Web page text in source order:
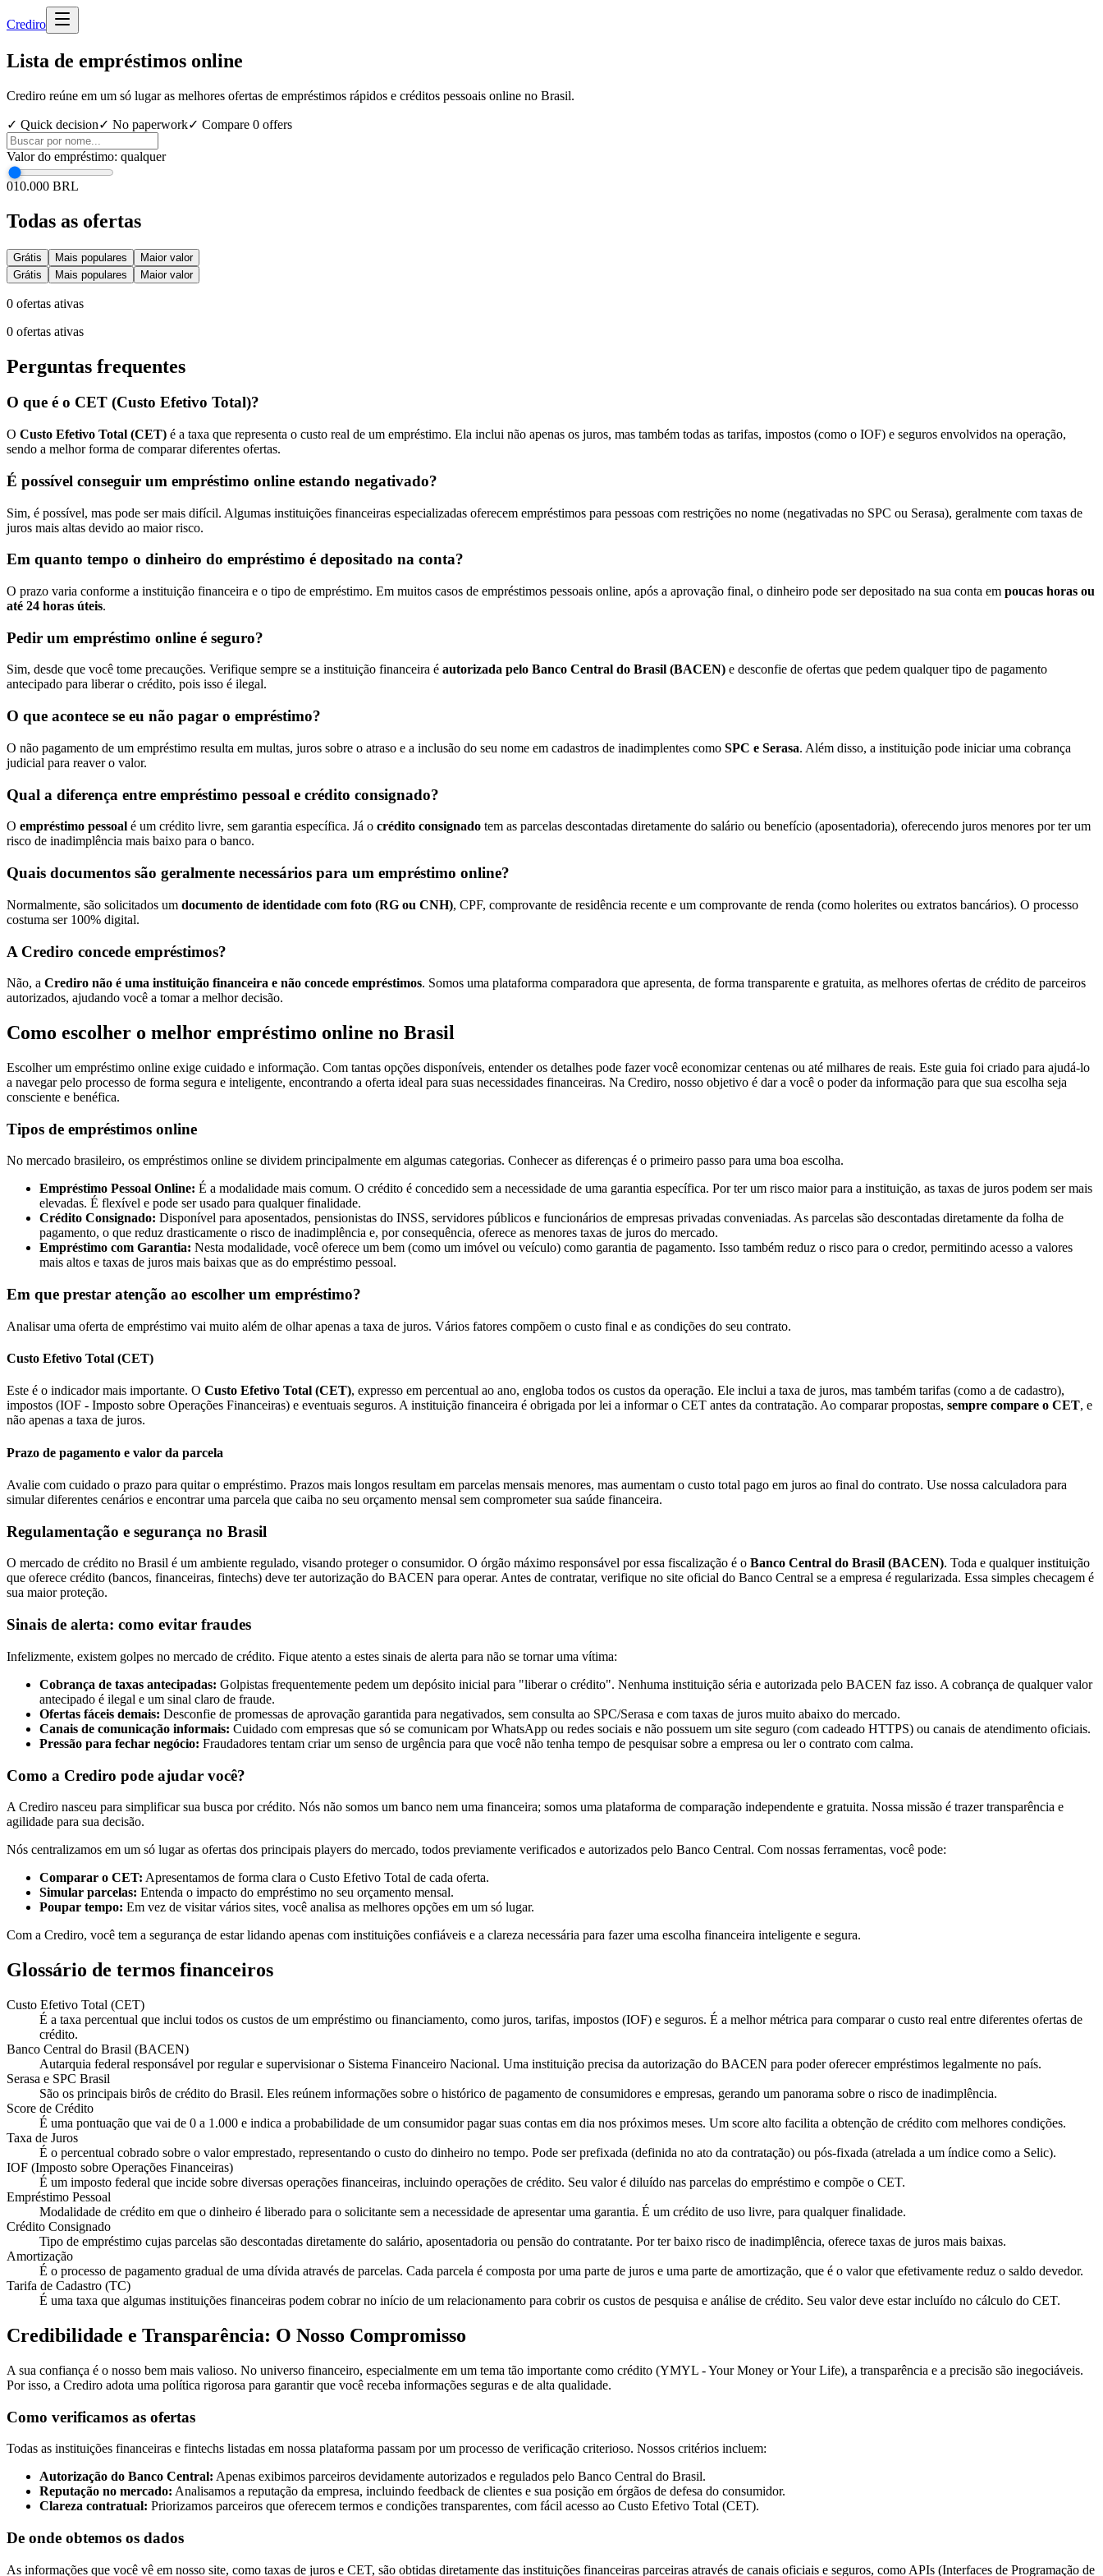
Crediro
Lista de empréstimos online
Crediro reúne em um só lugar as melhores ofertas de empréstimos rápidos e créditos pessoais online no Brasil.
✓ Quick decision✓ No paperwork✓ Compare 0 offers
Valor do empréstimo: qualquer
010.000 BRL
Todas as ofertas
Grátis Mais populares
Maior valor
Grátis
Mais populares Maior valor
0 ofertas ativas
0 ofertas ativas
Perguntas frequentes
O que é o CET (Custo Efetivo Total)?
O Custo Efetivo Total (CET) é a taxa que representa o custo real de um empréstimo. Ela inclui não apenas os juros, mas também todas as tarifas, impostos (como o IOF) e seguros envolvidos na operação,
sendo a melhor forma de comparar diferentes ofertas.
É possível conseguir um empréstimo online estando negativado?
Sim, é possível, mas pode ser mais difícil. Algumas instituições financeiras especializadas oferecem empréstimos para pessoas com restrições no nome (negativadas no SPC ou Serasa), geralmente com taxas de
juros mais altas devido ao maior risco.
Em quanto tempo o dinheiro do empréstimo é depositado na conta?
O prazo varia conforme a instituição financeira e o tipo de empréstimo. Em muitos casos de empréstimos pessoais online, após a aprovação final, o dinheiro pode ser depositado na sua conta em poucas horas ou
até 24 horas úteis.
Pedir um empréstimo online é seguro?
Sim, desde que você tome precauções. Verifique sempre se a instituição financeira é autorizada pelo Banco Central do Brasil (BACEN) e desconfie de ofertas que pedem qualquer tipo de pagamento
antecipado para liberar o crédito, pois isso é ilegal.
O que acontece se eu não pagar o empréstimo?
O não pagamento de um empréstimo resulta em multas, juros sobre o atraso e a inclusão do seu nome em cadastros de inadimplentes como SPC e Serasa. Além disso, a instituição pode iniciar uma cobrança
judicial para reaver o valor.
Qual a diferença entre empréstimo pessoal e crédito consignado?
O empréstimo pessoal é um crédito livre, sem garantia específica. Já o crédito consignado tem as parcelas descontadas diretamente do salário ou benefício (aposentadoria), oferecendo juros menores por ter um
risco de inadimplência mais baixo para o banco.
Quais documentos são geralmente necessários para um empréstimo online?
Normalmente, são solicitados um documento de identidade com foto (RG ou CNH), CPF, comprovante de residência recente e um comprovante de renda (como holerites ou extratos bancários). O processo
costuma ser 100% digital.
A Crediro concede empréstimos?
Não, a Crediro não é uma instituição financeira e não concede empréstimos. Somos uma plataforma comparadora que apresenta, de forma transparente e gratuita, as melhores ofertas de crédito de parceiros
autorizados, ajudando você a tomar a melhor decisão.
Como escolher o melhor empréstimo online no Brasil
Escolher um empréstimo online exige cuidado e informação. Com tantas opções disponíveis, entender os detalhes pode fazer você economizar centenas ou até milhares de reais. Este guia foi criado para ajudá-lo
a navegar pelo processo de forma segura e inteligente, encontrando a oferta ideal para suas necessidades financeiras. Na Crediro, nosso objetivo é dar a você o poder da informação para que sua escolha seja
consciente e benéfica.
Tipos de empréstimos online
No mercado brasileiro, os empréstimos online se dividem principalmente em algumas categorias. Conhecer as diferenças é o primeiro passo para uma boa escolha.
Empréstimo Pessoal Online: É a modalidade mais comum. O crédito é concedido sem a necessidade de uma garantia específica. Por ter um risco maior para a instituição, as taxas de juros podem ser mais
elevadas. É flexível e pode ser usado para qualquer finalidade.
Crédito Consignado: Disponível para aposentados, pensionistas do INSS, servidores públicos e funcionários de empresas privadas conveniadas. As parcelas são descontadas diretamente da folha de
pagamento, o que reduz drasticamente o risco de inadimplência e, por consequência, oferece as menores taxas de juros do mercado.
Empréstimo com Garantia: Nesta modalidade, você oferece um bem (como um imóvel ou veículo) como garantia de pagamento. Isso também reduz o risco para o credor, permitindo acesso a valores
mais altos e taxas de juros mais baixas que as do empréstimo pessoal.
Em que prestar atenção ao escolher um empréstimo?
Analisar uma oferta de empréstimo vai muito além de olhar apenas a taxa de juros. Vários fatores compõem o custo final e as condições do seu contrato.
Custo Efetivo Total (CET)
Este é o indicador mais importante. O Custo Efetivo Total (CET), expresso em percentual ao ano, engloba todos os custos da operação. Ele inclui a taxa de juros, mas também tarifas (como a de cadastro),
impostos (IOF - Imposto sobre Operações Financeiras) e eventuais seguros. A instituição financeira é obrigada por lei a informar o CET antes da contratação. Ao comparar propostas, sempre compare o CET, e
não apenas a taxa de juros.
Prazo de pagamento e valor da parcela
Avalie com cuidado o prazo para quitar o empréstimo. Prazos mais longos resultam em parcelas mensais menores, mas aumentam o custo total pago em juros ao final do contrato. Use nossa calculadora para
simular diferentes cenários e encontrar uma parcela que caiba no seu orçamento mensal sem comprometer sua saúde financeira.
Regulamentação e segurança no Brasil
O mercado de crédito no Brasil é um ambiente regulado, visando proteger o consumidor. O órgão máximo responsável por essa fiscalização é o Banco Central do Brasil (BACEN). Toda e qualquer instituição
que oferece crédito (bancos, financeiras, fintechs) deve ter autorização do BACEN para operar. Antes de contratar, verifique no site oficial do Banco Central se a empresa é regularizada. Essa simples checagem é
sua maior proteção.
Sinais de alerta: como evitar fraudes
Infelizmente, existem golpes no mercado de crédito. Fique atento a estes sinais de alerta para não se tornar uma vítima:
Cobrança de taxas antecipadas: Golpistas frequentemente pedem um depósito inicial para "liberar o crédito". Nenhuma instituição séria e autorizada pelo BACEN faz isso. A cobrança de qualquer valor
antecipado é ilegal e um sinal claro de fraude.
Ofertas fáceis demais: Desconfie de promessas de aprovação garantida para negativados, sem consulta ao SPC/Serasa e com taxas de juros muito abaixo do mercado.
Canais de comunicação informais: Cuidado com empresas que só se comunicam por WhatsApp ou redes sociais e não possuem um site seguro (com cadeado HTTPS) ou canais de atendimento oficiais.
Pressão para fechar negócio: Fraudadores tentam criar um senso de urgência para que você não tenha tempo de pesquisar sobre a empresa ou ler o contrato com calma.
Como a Crediro pode ajudar você?
A Crediro nasceu para simplificar sua busca por crédito. Nós não somos um banco nem uma financeira; somos uma plataforma de comparação independente e gratuita. Nossa missão é trazer transparência e
agilidade para sua decisão.
Nós centralizamos em um só lugar as ofertas dos principais players do mercado, todos previamente verificados e autorizados pelo Banco Central. Com nossas ferramentas, você pode:
Comparar o CET: Apresentamos de forma clara o Custo Efetivo Total de cada oferta.
Simular parcelas: Entenda o impacto do empréstimo no seu orçamento mensal.
Poupar tempo: Em vez de visitar vários sites, você analisa as melhores opções em um só lugar.
Com a Crediro, você tem a segurança de estar lidando apenas com instituições confiáveis e a clareza necessária para fazer uma escolha financeira inteligente e segura.
Glossário de termos financeiros
Custo Efetivo Total (CET)
É a taxa percentual que inclui todos os custos de um empréstimo ou financiamento, como juros, tarifas, impostos (IOF) e seguros. É a melhor métrica para comparar o custo real entre diferentes ofertas de
crédito.
Banco Central do Brasil (BACEN)
Autarquia federal responsável por regular e supervisionar o Sistema Financeiro Nacional. Uma instituição precisa da autorização do BACEN para poder oferecer empréstimos legalmente no país.
Serasa e SPC Brasil
São os principais birôs de crédito do Brasil. Eles reúnem informações sobre o histórico de pagamento de consumidores e empresas, gerando um panorama sobre o risco de inadimplência.
Score de Crédito
É uma pontuação que vai de 0 a 1.000 e indica a probabilidade de um consumidor pagar suas contas em dia nos próximos meses. Um score alto facilita a obtenção de crédito com melhores condições.
Taxa de Juros
É o percentual cobrado sobre o valor emprestado, representando o custo do dinheiro no tempo. Pode ser prefixada (definida no ato da contratação) ou pós-fixada (atrelada a um índice como a Selic).
IOF (Imposto sobre Operações Financeiras)
É um imposto federal que incide sobre diversas operações financeiras, incluindo operações de crédito. Seu valor é diluído nas parcelas do empréstimo e compõe o CET.
Empréstimo Pessoal
Modalidade de crédito em que o dinheiro é liberado para o solicitante sem a necessidade de apresentar uma garantia. É um crédito de uso livre, para qualquer finalidade.
Crédito Consignado
Tipo de empréstimo cujas parcelas são descontadas diretamente do salário, aposentadoria ou pensão do contratante. Por ter baixo risco de inadimplência, oferece taxas de juros mais baixas.
Amortização
É o processo de pagamento gradual de uma dívida através de parcelas. Cada parcela é composta por uma parte de juros e uma parte de amortização, que é o valor que efetivamente reduz o saldo devedor.
Tarifa de Cadastro (TC)
É uma taxa que algumas instituições financeiras podem cobrar no início de um relacionamento para cobrir os custos de pesquisa e análise de crédito. Seu valor deve estar incluído no cálculo do CET.
Credibilidade e Transparência: O Nosso Compromisso
A sua confiança é o nosso bem mais valioso. No universo financeiro, especialmente em um tema tão importante como crédito (YMYL - Your Money or Your Life), a transparência e a precisão são inegociáveis.
Por isso, a Crediro adota uma política rigorosa para garantir que você receba informações seguras e de alta qualidade.
Como verificamos as ofertas
Todas as instituições financeiras e fintechs listadas em nossa plataforma passam por um processo de verificação criterioso. Nossos critérios incluem:
Autorização do Banco Central: Apenas exibimos parceiros devidamente autorizados e regulados pelo Banco Central do Brasil.
Reputação no mercado: Analisamos a reputação da empresa, incluindo feedback de clientes e sua posição em órgãos de defesa do consumidor.
Clareza contratual: Priorizamos parceiros que oferecem termos e condições transparentes, com fácil acesso ao Custo Efetivo Total (CET).
De onde obtemos os dados
As informações que você vê em nosso site, como taxas de juros e CET, são obtidas diretamente das instituições financeiras parceiras através de canais oficiais e seguros, como APIs (Interfaces de Programação de